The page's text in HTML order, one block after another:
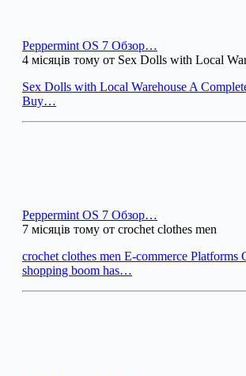
Peppermint OS 7 Обзор…
4 місяців тому от Sex Dolls with Local
Sex Dolls with Local Warehouse A
Buy…
Peppermint OS 7 Обзор…
7 місяців тому от crochet clothes men
crochet clothes men E-commerce Platforms
shopping boom has…